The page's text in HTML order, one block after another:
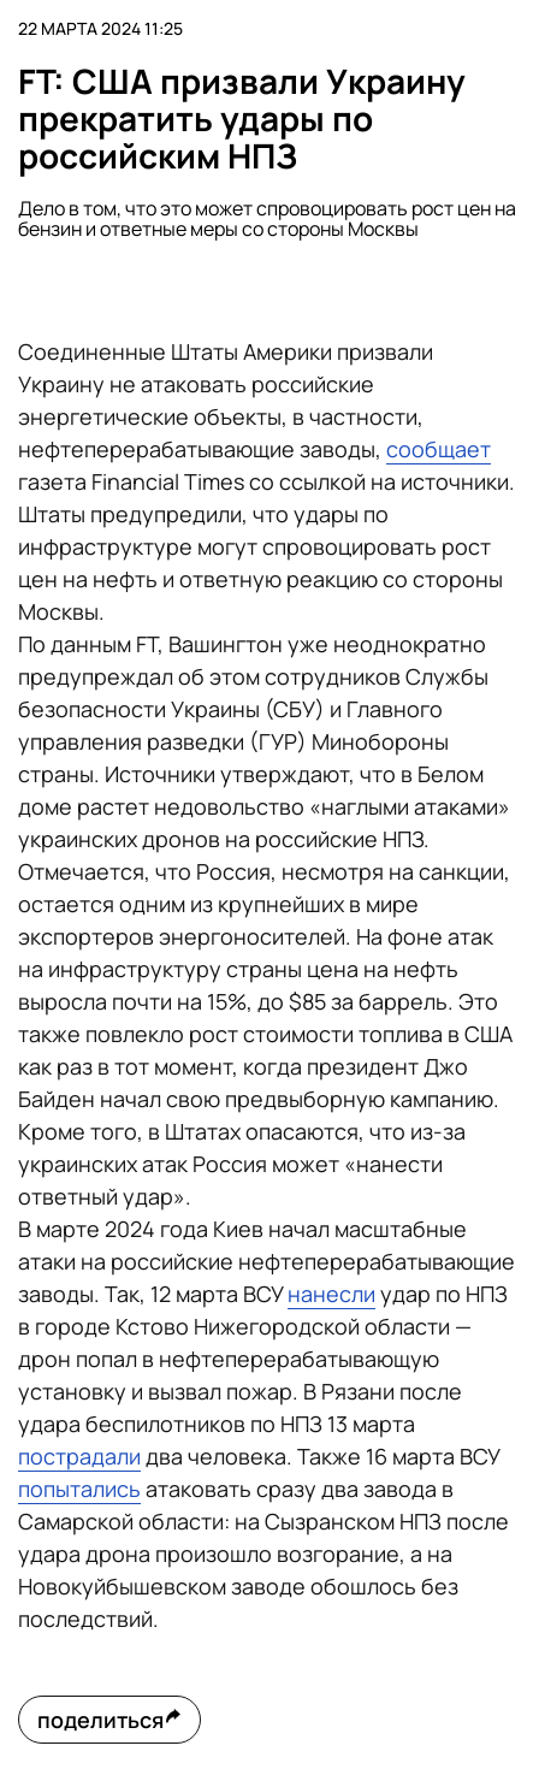
22 МАРТА 2024 11:25
FT: США призвали Украину
прекратить удары по
российским НПЗ
Дело в том, что это может спровоцировать рост цен на
бензин и ответные меры со стороны Москвы
Соединенные Штаты Америки призвали
Украину не атаковать российские
энергетические объекты, в частности,
нефтеперерабатывающие заводы, сообщает
газета Financial Times со ссылкой на источники.
Штаты предупредили, что удары по
инфраструктуре могут спровоцировать рост
цен на нефть и ответную реакцию со стороны
Москвы.
По данным FT, Вашингтон уже неоднократно
предупреждал об этом сотрудников Службы
безопасности Украины (СБУ) и Главного
управления разведки (ГУР) Минобороны
страны. Источники утверждают, что в Белом
доме растет недовольство «наглыми атаками»
украинских дронов на российские НПЗ.
Отмечается, что Россия, несмотря на санкции,
остается одним из крупнейших в мире
экспортеров энергоносителей. На фоне атак
на инфраструктуру страны цена на нефть
выросла почти на 15%, до $85 за баррель. Это
также повлекло рост стоимости топлива в США
как раз в тот момент, когда президент Джо
Байден начал свою предвыборную кампанию.
Кроме того, в Штатах опасаются, что из-за
украинских атак Россия может «нанести
ответный удар».
В марте 2024 года Киев начал масштабные
атаки на российские нефтеперерабатывающие
заводы. Так, 12 марта ВСУнанесли удар по НПЗ
в городе Кстово Нижегородской области —
дрон попал в нефтеперерабатывающую
установку и вызвал пожар. В Рязани после
удара беспилотников по НПЗ 13 марта
пострадали два человека. Также 16 марта ВСУ
попытались атаковать сразу два завода в
Самарской области: на Сызранском НПЗ после
удара дрона произошло возгорание, а на
Новокуйбышевском заводе обошлось без
последствий.
поделиться